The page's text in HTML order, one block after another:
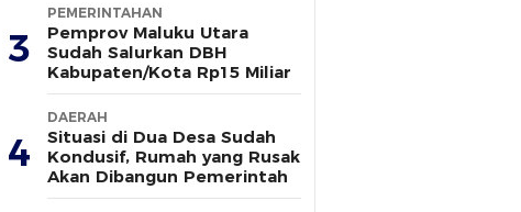
3
PEMERINTAHAN
Pemprov Maluku Utara
Sudah Salurkan DBH
Kabupaten/Kota Rp15 Miliar
4
DAERAH
Situasi di Dua Desa Sudah
Kondusif, Rumah yang Rusak
Akan Dibangun Pemerintah